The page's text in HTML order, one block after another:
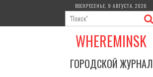
содержимому
ВОСКРЕСЕНЬЕ, 9 АВГУСТА, 2026
WHEREMINSK
ГОРОДСКОЙ ЖУРНАЛ